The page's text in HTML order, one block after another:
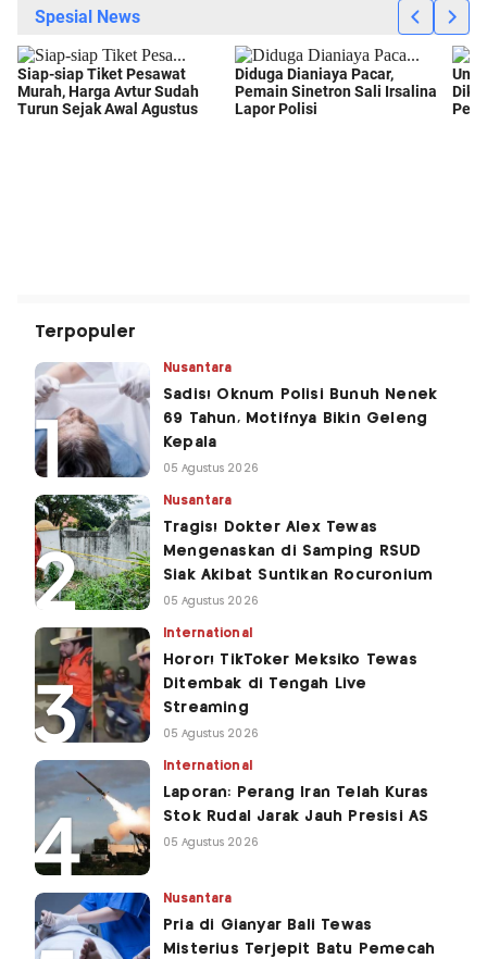
Terpopuler
Nusantara
Sadis! Oknum Polisi Bunuh Nenek
69 Tahun, Motifnya Bikin Geleng
Kepala
05 Agustus 2026
Nusantara
Tragis! Dokter Alex Tewas
Mengenaskan di Samping RSUD
Siak Akibat Suntikan Rocuronium
05 Agustus 2026
International
Horor! TikToker Meksiko Tewas
Ditembak di Tengah Live
Streaming
05 Agustus 2026
International
Laporan: Perang Iran Telah Kuras
Stok Rudal Jarak Jauh Presisi AS
05 Agustus 2026
Nusantara
Pria di Gianyar Bali Tewas
Misterius Terjepit Batu Pemecah